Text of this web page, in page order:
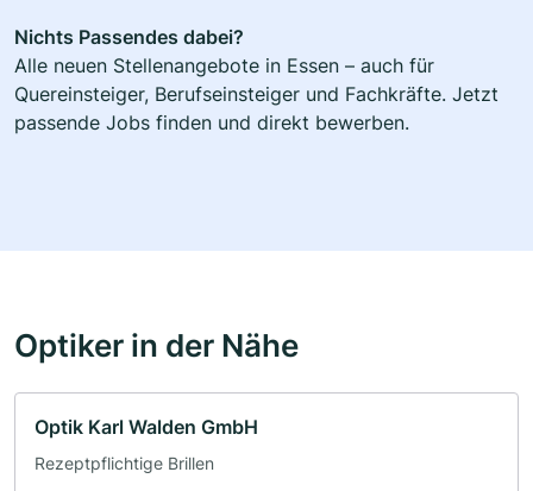
Nichts Passendes dabei?
Alle neuen Stellenangebote in Essen – auch für
Quereinsteiger, Berufseinsteiger und Fachkräfte. Jetzt
passende Jobs finden und direkt bewerben.
Optiker in der Nähe
Optik Karl Walden GmbH
Rezeptpflichtige Brillen